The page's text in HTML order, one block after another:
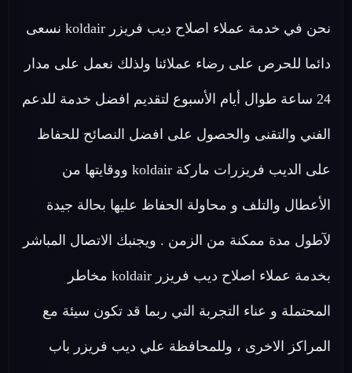
نحن في خدمة عملاء اصلاح ديب فريزر koldair نسعى
دائما للحرص على رضاء عملائنا ولذلك نعمل على مدار
24 ساعة طوال أيام الأسبوع لتقديم افضل خدمة للدعم
الفني والتقنى والحصول على افضل النصائح للحفاظ
على الديب فريزرات ماركة koldair ووقايتها من
الأعطال والتلف و محاولة الحفاظ عليها بحالة جيدة
لآطول مدة ممكنة من الزمن . ويجنبك الاتصال المباشر
بخدمة عملاء اصلاح ديب فريزر koldair مخاطر
المحتملة و عناء التجربة التي ربما قد تكون سيئة مع
المراكز الاخرى ، وللمحافظة علي ديب فريزر باب